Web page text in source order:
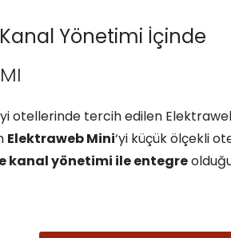
Yönetimi İçinde
otellerinde tercih edilen
Elektraweb Mini‘yi küçük ölçekli
kanal yönetimi ile entegre